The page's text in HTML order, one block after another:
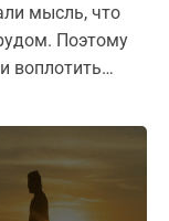
мысль, что
Поэтому
воплотить